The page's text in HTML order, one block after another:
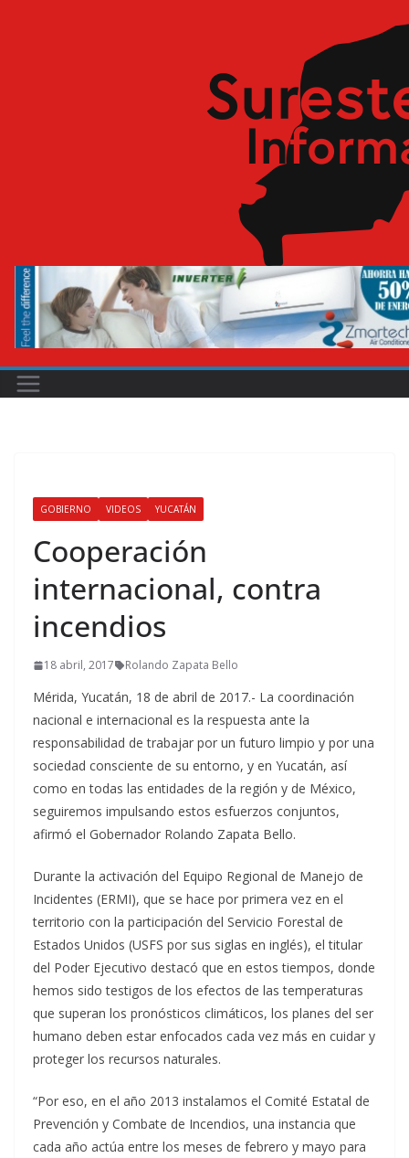
GOBIERNO VIDEOS YUCATÁN
Cooperación
internacional, contra
incendios
18 abril, 2017 Rolando Zapata Bello
Mérida, Yucatán, 18 de abril de 2017.- La coordinación
nacional e internacional es la respuesta ante la
responsabilidad de trabajar por un futuro limpio y por una
sociedad consciente de su entorno, y en Yucatán, así
como en todas las entidades de la región y de México,
seguiremos impulsando estos esfuerzos conjuntos,
afirmó el Gobernador Rolando Zapata Bello.
Durante la activación del Equipo Regional de Manejo de
Incidentes (ERMI), que se hace por primera vez en el
territorio con la participación del Servicio Forestal de
Estados Unidos (USFS por sus siglas en inglés), el titular
del Poder Ejecutivo destacó que en estos tiempos, donde
hemos sido testigos de los efectos de las temperaturas
que superan los pronósticos climáticos, los planes del ser
humano deben estar enfocados cada vez más en cuidar y
proteger los recursos naturales.
“Por eso, en el año 2013 instalamos el Comité Estatal de
Prevención y Combate de Incendios, una instancia que
cada año actúa entre los meses de febrero y mayo para